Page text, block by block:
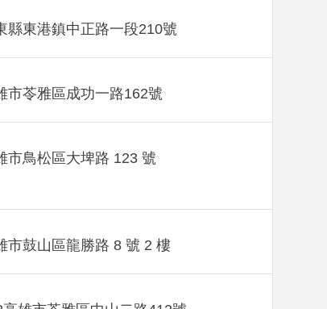
縣東港鎮中正路一段210號
市苓雅區成功一路162號
市鳥松區大埤路 123 號
市鼓山區龍勝路 8 號 2 樓